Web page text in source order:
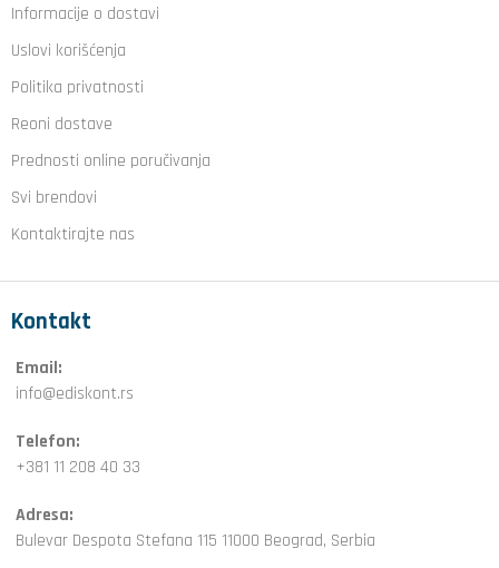
Informacije o dostavi
Uslovi korišćenja
Politika privatnosti
Reoni dostave
Prednosti online poručivanja
Svi brendovi
Kontaktirajte nas
Kontakt
Email:
info@ediskont.rs
Telefon:
+381 11 208 40 33
Adresa:
Bulevar Despota Stefana 115 11000 Beograd, Serbia